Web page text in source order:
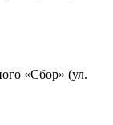
«Сбор» (ул.